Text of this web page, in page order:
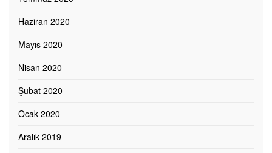
Haziran 2020
Mayıs 2020
Nisan 2020
Şubat 2020
Ocak 2020
Aralık 2019